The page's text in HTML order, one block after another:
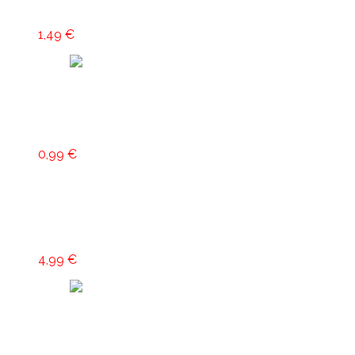
1,49 €
0,99 €
4,99 €